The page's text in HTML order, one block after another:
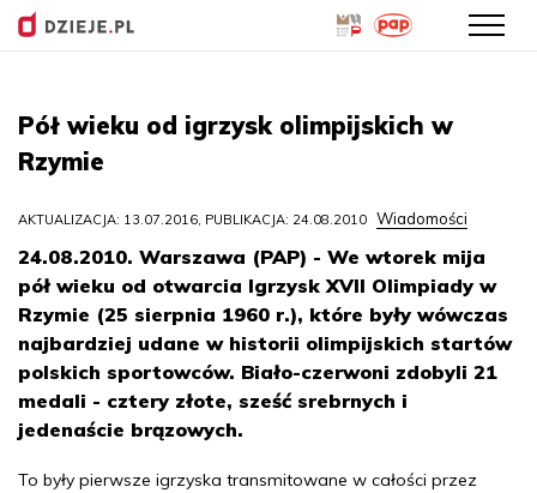
do
Pół wieku od igrzysk olimpijskich w
Rzymie
AKTUALIZACJA: 13.07.2016, PUBLIKACJA: 24.08.2010 Wiadomości
24.08.2010. Warszawa (PAP) - We wtorek mija
pół wieku od otwarcia Igrzysk XVII Olimpiady w
Rzymie (25 sierpnia 1960 r.), które były wówczas
najbardziej udane w historii olimpijskich startów
polskich sportowców. Biało-czerwoni zdobyli 21
medali - cztery złote, sześć srebrnych i
jedenaście brązowych.
To były pierwsze igrzyska transmitowane w całości przez